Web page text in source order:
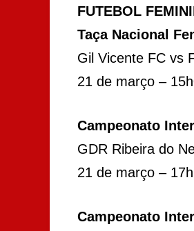
FUTEBOL
Taça Nacional
Gil Vicente FC vs
21 de março –
Campeonato
GDR Ribeira do
21 de março –
Campeonato